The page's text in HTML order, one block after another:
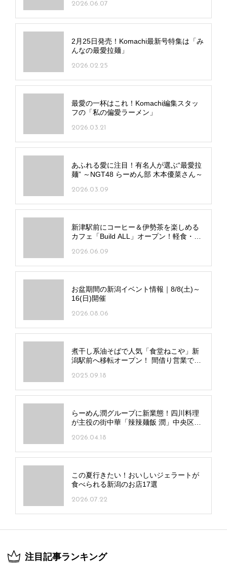
2026.06.07
2月25日発売！Komachi最新号特集は「み
んなの最愛拉麺」
2026.02.25
最愛の一杯はこれ！Komachi編集スタッ
フの「私の偏愛ラーメン」
2026.03.21
あふれる愛に注目！有名人が選ぶ“最愛拉
麺” ～NGT48 らーめん部 木本優菜さん～
2026.03.09
新津駅前にコーヒー＆伊勢茶を楽しめる
カフェ「Build ALL」オープン！軽食・手
2026.06.09
お盆期間の新潟イベント情報｜8/8(土)～
16(日)開催
2026.08.06
煮干し系油そばで人気「食堂ねこや」新
潟駅前へ移転オープン！ 間借り営業で朝
2025.09.18
らーめん潤グループに新業態！四川料理
が主役の街中華「辣辣麺飯 潤」中央区弁
2026.04.18
この夏行きたい！おいしいジェラートが
食べられる新潟のお店17選
2026.07.22
注目記事ランキング